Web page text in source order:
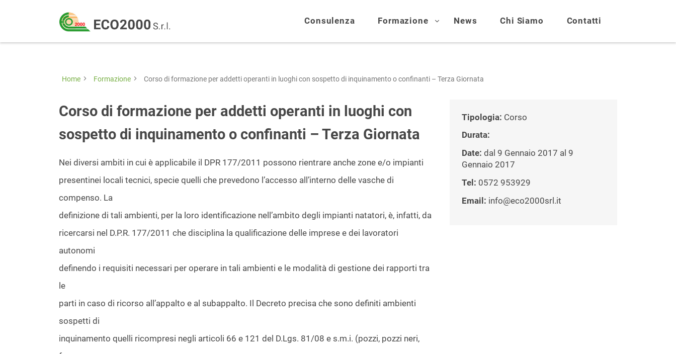
Eco
2000
Srl
Formazione
consulenza
la
sul
lavoro
D.Lgs
81/08
Consulenza Formazione News Chi Siamo Contatti
Home Formazione Corso di formazione per addetti operanti in luoghi con sospetto di inquinamento o confinanti – Terza Giornata
Corso di formazione per addetti operanti in luoghi con
sospetto di inquinamento o confinanti – Terza Giornata
Nei diversi ambiti in cui è applicabile il DPR 177/2011 possono rientrare anche zone e/o impianti
presentinei locali tecnici, specie quelli che prevedono l’accesso all’interno delle vasche di
compenso. La
definizione di tali ambienti, per la loro identificazione nell’ambito degli impianti natatori, è, infatti, da
ricercarsi nel D.P.R. 177/2011 che disciplina la qualificazione delle imprese e dei lavoratori
autonomi
definendo i requisiti necessari per operare in tali ambienti e le modalità di gestione dei rapporti tra
le
parti in caso di ricorso all’appalto e al subappalto. Il Decreto precisa che sono definiti ambienti
sospetti di
inquinamento quelli ricompresi negli articoli 66 e 121 del D.Lgs. 81/08 e s.m.i. (pozzi, pozzi neri,
Tipologia: Corso
Durata:
Date: dal 9 Gennaio 2017 al 9
Gennaio 2017
Tel: 0572 953929
Email: info@eco2000srl.it